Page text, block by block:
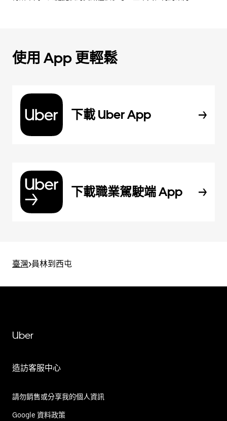
使用 App 更輕鬆
下載 Uber App
下載職業駕駛端 App
臺灣>員林到西屯
Uber
造訪客服中心
請勿銷售或分享我的個人資訊
Google 資料政策